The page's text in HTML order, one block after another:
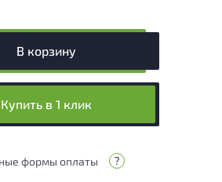
В корзину
Купить в 1 клик
формы оплаты